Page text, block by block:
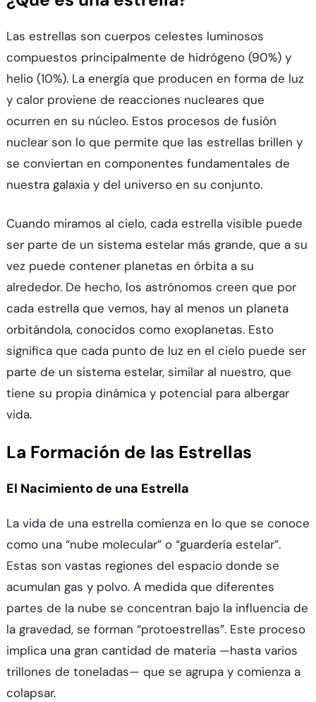
Las estrellas son cuerpos celestes luminosos
compuestos principalmente de hidrógeno (90%) y
helio (10%). La energía que producen en forma de luz
y calor proviene de reacciones nucleares que
ocurren en su núcleo. Estos procesos de fusión
nuclear son lo que permite que las estrellas brillen y
se conviertan en componentes fundamentales de
nuestra galaxia y del universo en su conjunto.
Cuando miramos al cielo, cada estrella visible puede
ser parte de un sistema estelar más grande, que a su
vez puede contener planetas en órbita a su
alrededor. De hecho, los astrónomos creen que por
cada estrella que vemos, hay al menos un planeta
orbitándola, conocidos como exoplanetas. Esto
significa que cada punto de luz en el cielo puede ser
parte de un sistema estelar, similar al nuestro, que
tiene su propia dinámica y potencial para albergar
vida.
La Formación de las Estrellas
El Nacimiento de una Estrella
La vida de una estrella comienza en lo que se conoce
como una “nube molecular” o “guardería estelar”.
Estas son vastas regiones del espacio donde se
acumulan gas y polvo. A medida que diferentes
partes de la nube se concentran bajo la influencia de
la gravedad, se forman “protoestrellas”. Este proceso
implica una gran cantidad de materia —hasta varios
trillones de toneladas— que se agrupa y comienza a
colapsar.